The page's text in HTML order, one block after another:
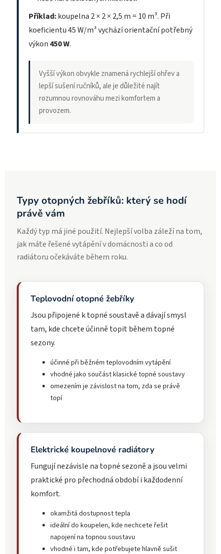
Příklad:koupelna 2 × 2 × 2,5 m = 10 m³. Při
koeficientu 45 W/m³ vychází orientační potřebný
výkon450 W.
Vyšší výkon obvykle znamená rychlejší ohřev a
lepší sušení ručníků, ale je důležité najít
rozumnou rovnováhu mezi komfortem a
provozem.
Typy otopných žebříků: který se hodí
právě vám
Každý typ má jiné použití. Nejlepší volba záleží na tom,
jak máte řešené vytápění v domácnosti a co od
radiátoru očekáváte během roku.
Teplovodní otopné žebříky
Jsou připojené k topné soustavě a dávají smysl
tam, kde chcete účinně topit během topné
sezony.
účinné při běžném teplovodním vytápění
vhodné jako součást klasické topné soustavy
omezením je závislost na tom, zda se právě
topí
Elektrické koupelnové radiátory
Fungují nezávisle na topné sezoně a jsou velmi
praktické pro přechodná období i každodenní
komfort.
okamžitá dostupnost tepla
ideální do koupelen, kde nechcete řešit
napojení na topnou soustavu
vhodné i tam, kde potřebujete hlavně sušit